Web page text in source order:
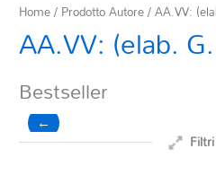
Home/ Prodotto Autore / AA.VV:
AA.VV: (elab.
Bestseller
←
Filtri